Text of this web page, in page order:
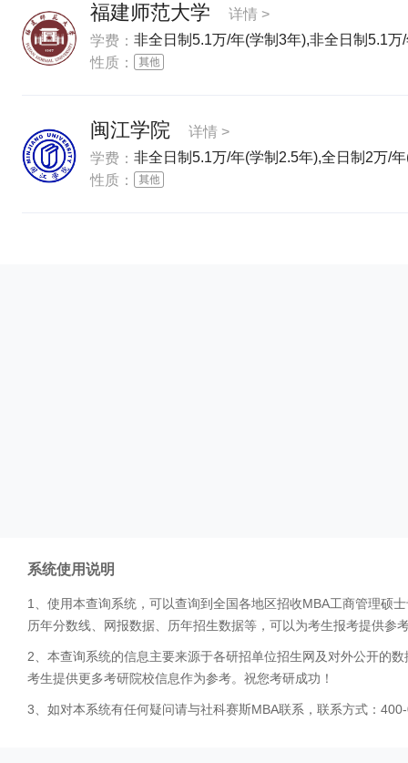
福建师范大学
详情 >
学费： 非全日制5.1万/年(学制3年),非全日制5.1万
性质：
闽江学院
详情 >
学费： 非全日制5.1万/年(学制2.5年),全日制2万/
性质：
系统使用说明
1、使用本查询系统，可以查询到全国各地区招收MBA工商管理硕
历年分数线、网报数据、历年招生数据等，可以为考生报考提供参
2、本查询系统的信息主要来源于各研招单位招生网及对外公开的
考生提供更多考研院校信息作为参考。祝您考研成功！
3、如对本系统有任何疑问请与社科赛斯MBA联系，联系方式：